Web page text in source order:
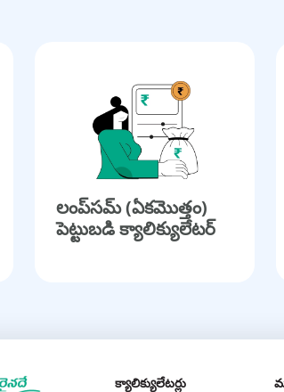
లంప్‌సమ్ (ఏకమొత్తం)
పెట్టుబడి క్యాలిక్యులేటర్
క్యాలిక్యులేటర్లు